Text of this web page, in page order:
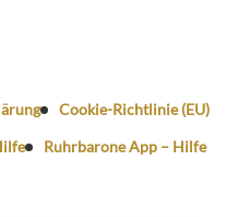
Cookie-Richtlinie (EU)
Ruhrbarone App – Hilfe